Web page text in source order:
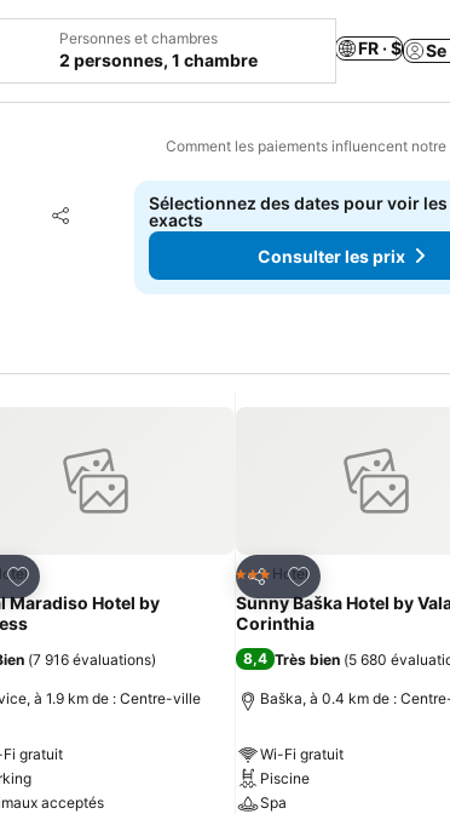
Personnes et chambres
2 personnes, 1 chambre
FR · $
Comment les paiements influencent
Partager
Ajouter à mes favoris
Sélectionnez des dates pour voir
exacts
Consulter les prix
Ajouter à mes favoris
Maradiso Hotel by
(7 916 évaluations)
à 1.9 km de : Centre-ville
gratuit
acceptés
Partager
Ajouter à mes
3 ÉtoilesHotel
Sunny Baška Hotel by
Corinthia
8,4 Très bien (5 680
Baška, à 0.4 km de :
Wi-Fi gratuit
Piscine
Spa